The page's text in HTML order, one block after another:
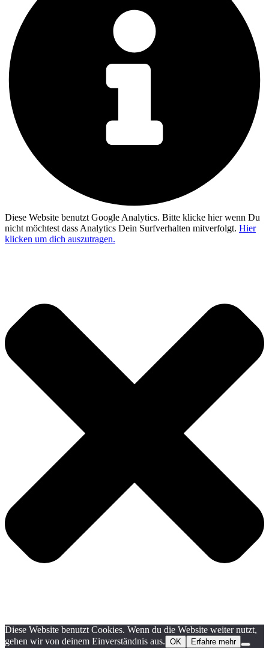
Diese Website benutzt Google Analytics. Bitte klicke hier wenn Du
nicht möchtest dass Analytics Dein Surfverhalten mitverfolgt. Hier
klicken um dich auszutragen.
Diese Website benutzt Cookies. Wenn du die Website weiter nutzt,
gehen wir von deinem Einverständnis aus. OK Erfahre mehr